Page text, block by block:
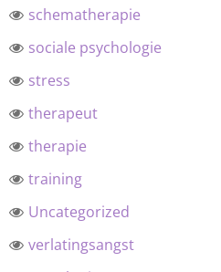
schematherapie
sociale psychologie
stress
therapeut
therapie
training
Uncategorized
verlatingsangst